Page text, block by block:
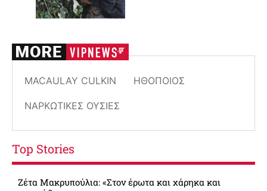
MACAULAY CULKIN ΗΘΟΠΟΙΌΣ
ΝΑΡΚΩΤΙΚΈΣ ΟΥΣΊΕΣ
Top Stories
Ζέτα Μακρυπούλια: «Στον έρωτα και χάρηκα και